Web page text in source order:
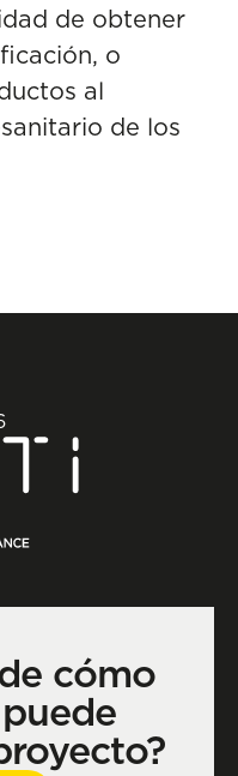
de obtener
o
al
de los
cómo